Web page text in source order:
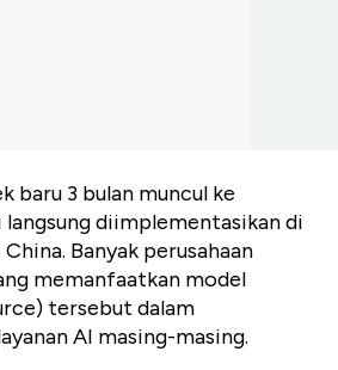
baru 3 bulan muncul ke
diimplementasikan di
Banyak perusahaan
memanfaatkan model
tersebut dalam
AI masing-masing.